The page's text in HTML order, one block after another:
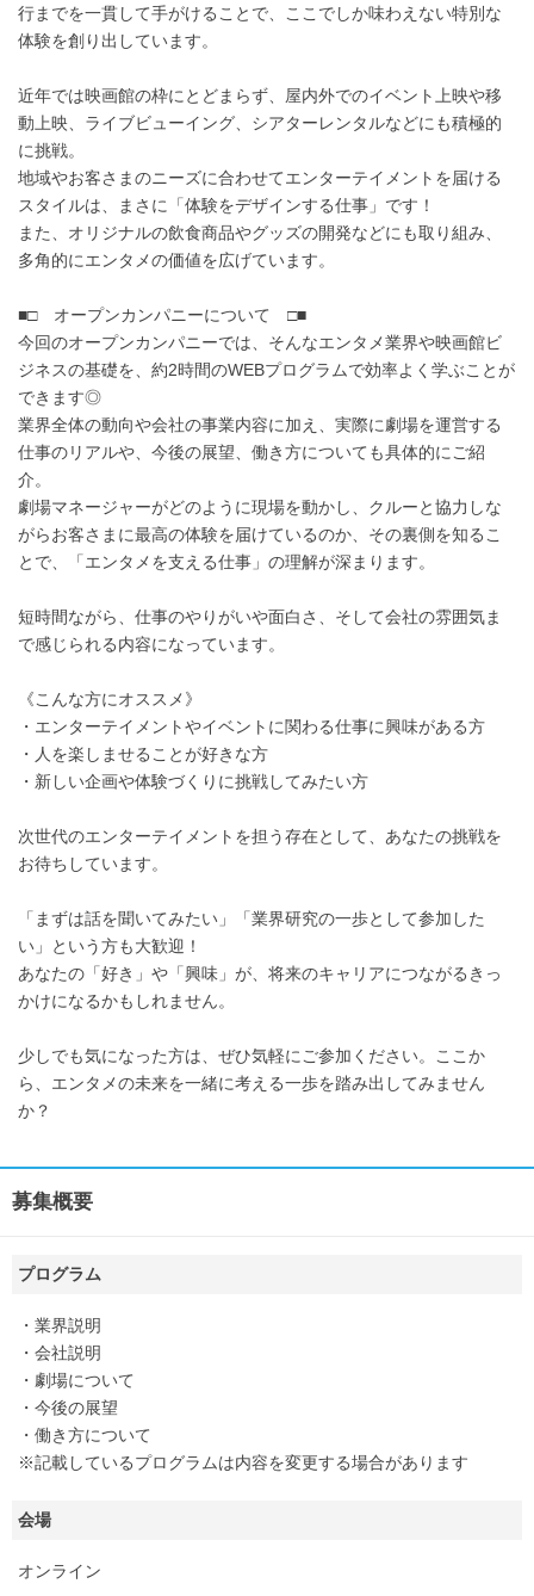
行までを一貫して手がけることで、ここでしか味わえない特別な
体験を創り出しています。
近年では映画館の枠にとどまらず、屋内外でのイベント上映や移
動上映、ライブビューイング、シアターレンタルなどにも積極的
に挑戦。
地域やお客さまのニーズに合わせてエンターテイメントを届ける
スタイルは、まさに「体験をデザインする仕事」です！
また、オリジナルの飲食商品やグッズの開発などにも取り組み、
多角的にエンタメの価値を広げています。
■□ オープンカンパニーについて □■
今回のオープンカンパニーでは、そんなエンタメ業界や映画館ビ
ジネスの基礎を、約2時間のWEBプログラムで効率よく学ぶことが
できます◎
業界全体の動向や会社の事業内容に加え、実際に劇場を運営する
仕事のリアルや、今後の展望、働き方についても具体的にご紹
介。
劇場マネージャーがどのように現場を動かし、クルーと協力しな
がらお客さまに最高の体験を届けているのか、その裏側を知るこ
とで、「エンタメを支える仕事」の理解が深まります。
短時間ながら、仕事のやりがいや面白さ、そして会社の雰囲気ま
で感じられる内容になっています。
《こんな方にオススメ》
・エンターテイメントやイベントに関わる仕事に興味がある方
・人を楽しませることが好きな方
・新しい企画や体験づくりに挑戦してみたい方
次世代のエンターテイメントを担う存在として、あなたの挑戦を
お待ちしています。
「まずは話を聞いてみたい」「業界研究の一歩として参加した
い」という方も大歓迎！
あなたの「好き」や「興味」が、将来のキャリアにつながるきっ
かけになるかもしれません。
少しでも気になった方は、ぜひ気軽にご参加ください。ここか
ら、エンタメの未来を一緒に考える一歩を踏み出してみません
か？
募集概要
プログラム
・業界説明
・会社説明
・劇場について
・今後の展望
・働き方について
※記載しているプログラムは内容を変更する場合があります
会場
オンライン